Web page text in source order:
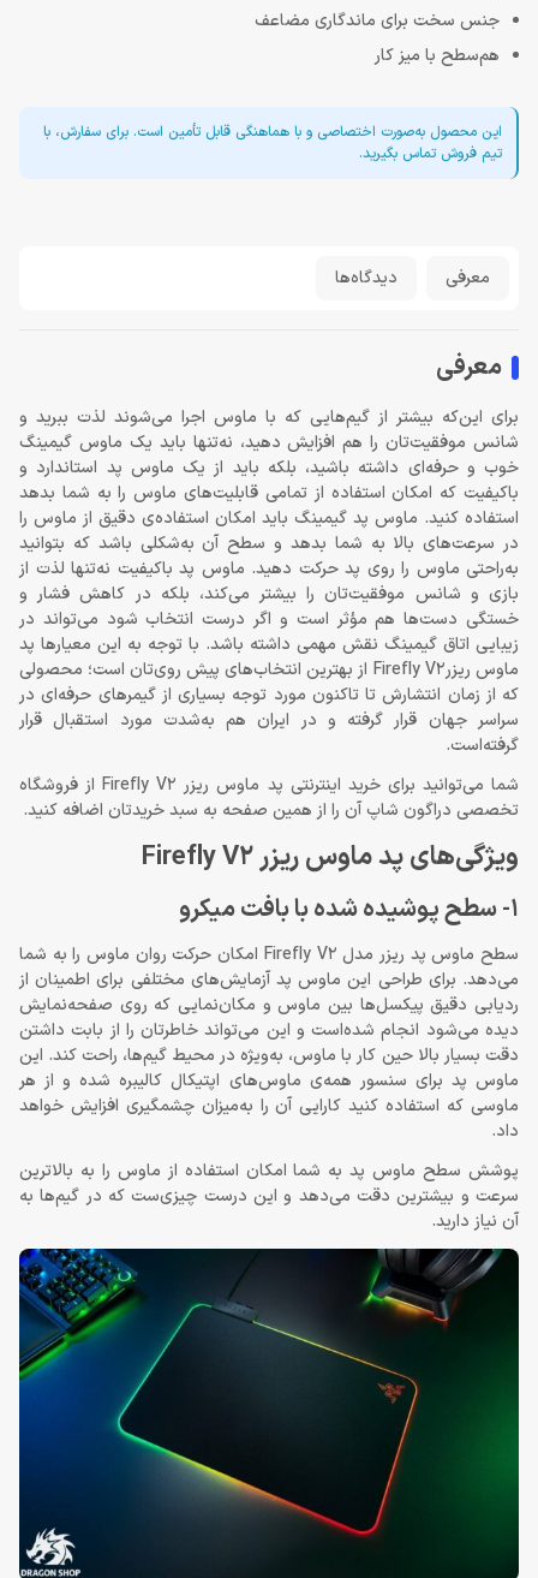
جنس سخت برای ماندگاری مضاعف
هم‌سطح با میز کار
این محصول به‌صورت اختصاصی و با هماهنگی قابل تأمین است. برای سفارش، با
تیم فروش تماس بگیرید.
معرفی دیدگاه‌ها
معرفی
برای این‌که بیشتر از گیم‌هایی که با ماوس اجرا می‌شوند لذت ببرید و
شانس موفقیت‌تان را هم افزایش دهید، نه‌تنها باید یک ماوس گیمینگ
خوب و حرفه‌ای داشته باشید، بلکه باید از یک ماوس پد استاندارد و
باکیفیت که امکان استفاده از تمامی قابلیت‌های ماوس را به شما بدهد
استفاده کنید. ماوس پد گیمینگ باید امکان استفاده‌ی دقیق از ماوس را
در سرعت‌های بالا به شما بدهد و سطح آن به‌شکلی باشد که بتوانید
به‌راحتی ماوس را روی پد حرکت دهید. ماوس پد باکیفیت نه‌تنها لذت از
بازی و شانس موفقیت‌تان را بیشتر می‌کند، بلکه در کاهش فشار و
خستگی دست‌ها هم مؤثر است و اگر درست انتخاب شود می‌تواند در
زیبایی اتاق گیمینگ نقش مهمی داشته باشد. با توجه به این معیارها پد
ماوس ریزرFirefly V2 از بهترین انتخاب‌های پیش روی‌تان است؛ محصولی
که از زمان انتشارش تا تاکنون مورد توجه بسیاری از گیمرهای حرفه‌ای در
سراسر جهان قرار گرفته و در ایران هم به‌شدت مورد استقبال قرار
گرفته‌است.
شما می‌توانید برای خرید اینترنتی پد ماوس ریزر Firefly V2 از فروشگاه
تخصصی دراگون شاپ آن را از همین صفحه به سبد خریدتان اضافه کنید.
ویژگی‌های پد ماوس ریزر Firefly V2
1- سطح پوشیده شده با بافت میکرو
سطح ماوس پد ریزر مدل Firefly V2 امکان حرکت روان ماوس را به شما
می‌دهد. برای طراحی این ماوس پد آزمایش‌های مختلفی برای اطمینان از
ردیابی دقیق پیکسل‌ها بین ماوس و مکان‌نمایی که روی صفحه‌نمایش
دیده می‌شود انجام شده‌است و این می‌تواند خاطرتان را از بابت داشتن
دقت بسیار بالا حین کار با ماوس، به‌ویژه در محیط گیم‌ها، راحت کند. این
ماوس پد برای سنسور همه‌ی ماوس‌های اپتیکال کالیبره شده و از هر
ماوسی که استفاده کنید کارایی آن را به‌میزان چشمگیری افزایش خواهد
داد.
پوشش سطح ماوس پد به شما امکان استفاده از ماوس را به بالاترین
سرعت و بیشترین دقت می‌دهد و این درست چیزی‌ست که در گیم‌ها به
آن نیاز دارید.